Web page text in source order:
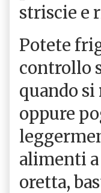
striscie e
Potete
controllo
quando
oppure
alimenti
oretta,